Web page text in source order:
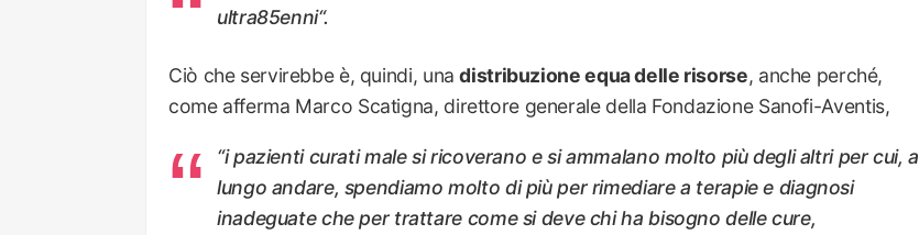
ultra85enni“.
Ciò che servirebbe è, quindi, unadistribuzione equa delle risorse, anche perché,
come afferma Marco Scatigna, direttore generale della Fondazione Sanofi-Aventis,
“i pazienti curati male si ricoverano e si ammalano molto più degli altri per cui, a
lungo andare, spendiamo molto di più per rimediare a terapie e diagnosi
inadeguate che per trattare come si deve chi ha bisogno delle cure,